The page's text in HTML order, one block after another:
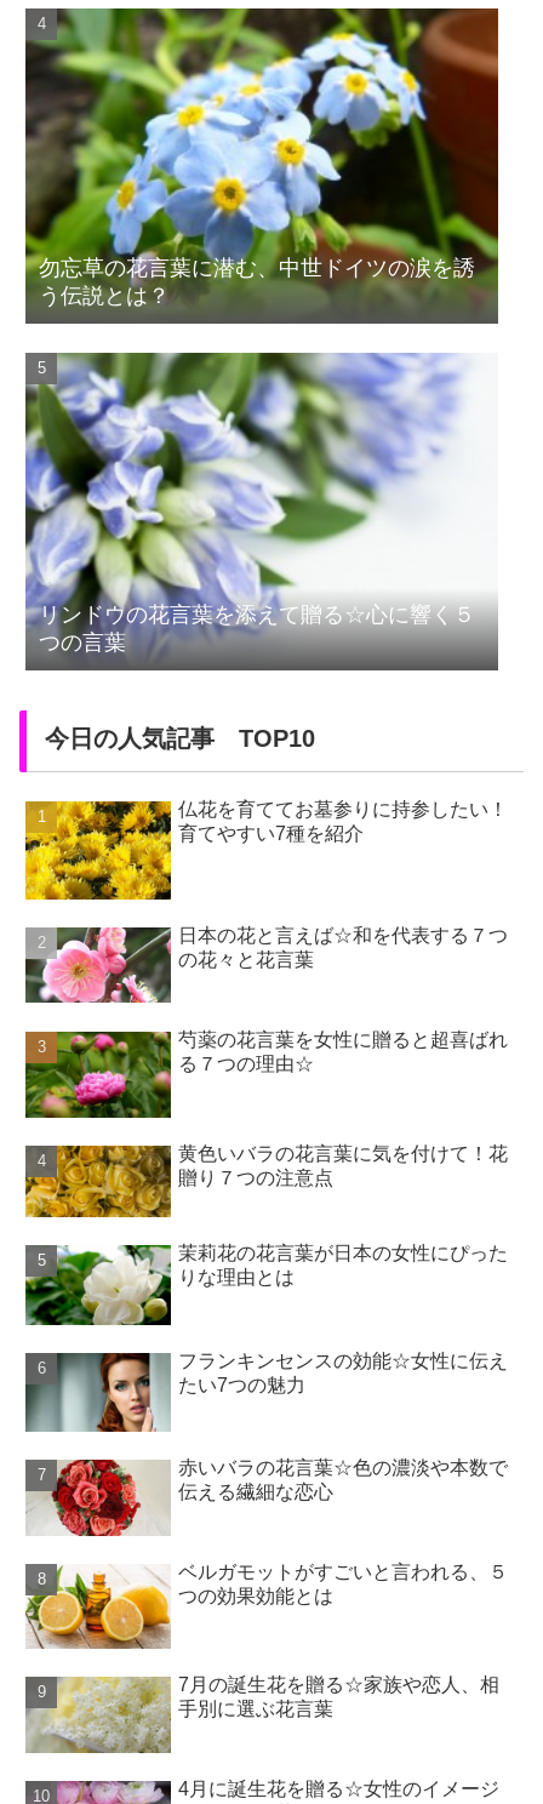
勿忘草の花言葉に潜む、中世ドイツの涙を誘
う伝説とは？
リンドウの花言葉を添えて贈る☆心に響く５
つの言葉
今日の人気記事 TOP10
仏花を育ててお墓参りに持参したい！
育てやすい7種を紹介
日本の花と言えば☆和を代表する７つ
の花々と花言葉
芍薬の花言葉を女性に贈ると超喜ばれ
る７つの理由☆
黄色いバラの花言葉に気を付けて！花
贈り７つの注意点
茉莉花の花言葉が日本の女性にぴった
りな理由とは
フランキンセンスの効能☆女性に伝え
たい7つの魅力
赤いバラの花言葉☆色の濃淡や本数で
伝える繊細な恋心
ベルガモットがすごいと言われる、５
つの効果効能とは
7月の誕生花を贈る☆家族や恋人、相
手別に選ぶ花言葉
4月に誕生花を贈る☆女性のイメージ